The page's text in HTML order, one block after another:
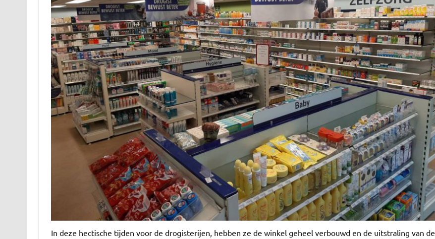
In deze hectische tijden voor de drogisterijen, hebben ze de winkel geheel verbouwd en de uitstraling van de